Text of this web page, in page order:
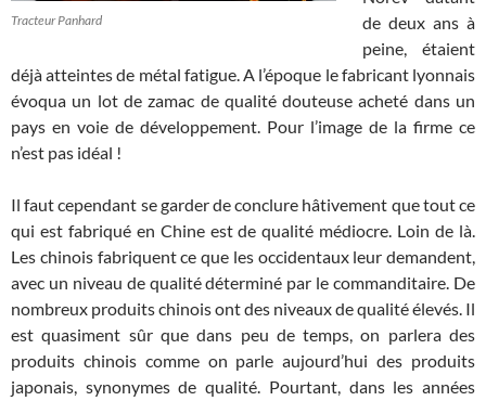
Tracteur Panhard
de deux ans à
peine, étaient
déjà atteintes de métal fatigue. A l’époque le fabricant lyonnais
évoqua un lot de zamac de qualité douteuse acheté dans un
pays en voie de développement. Pour l’image de la firme ce
n’est pas idéal !
Il faut cependant se garder de conclure hâtivement que tout ce
qui est fabriqué en Chine est de qualité médiocre. Loin de là.
Les chinois fabriquent ce que les occidentaux leur demandent,
avec un niveau de qualité déterminé par le commanditaire. De
nombreux produits chinois ont des niveaux de qualité élevés. Il
est quasiment sûr que dans peu de temps, on parlera des
produits chinois comme on parle aujourd’hui des produits
japonais, synonymes de qualité. Pourtant, dans les années